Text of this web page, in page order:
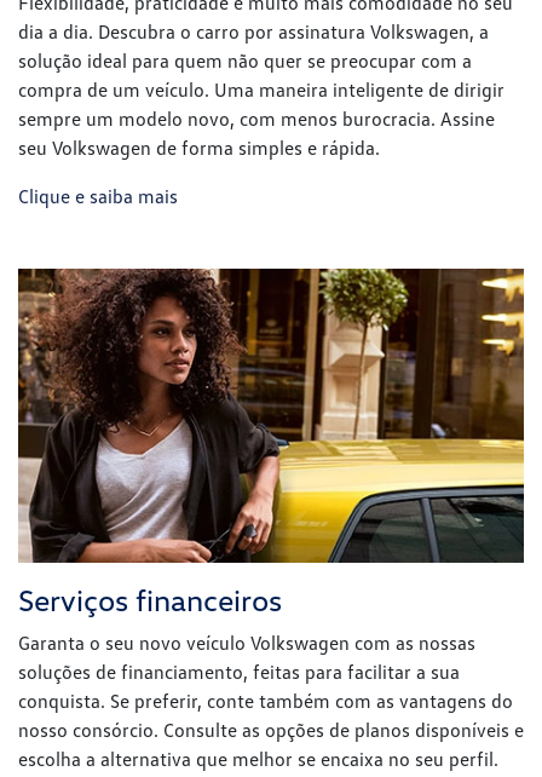
Serviços financeiros
Garanta o seu novo veículo Volkswagen com as nossas
soluções de financiamento, feitas para facilitar a sua
conquista. Se preferir, conte também com as vantagens do
nosso consórcio. Consulte as opções de planos disponíveis e
escolha a alternativa que melhor se encaixa no seu perfil.
Clique e saiba mais